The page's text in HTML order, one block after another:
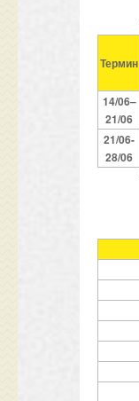
Термин
14/06–
21/06
21/06-
28/06